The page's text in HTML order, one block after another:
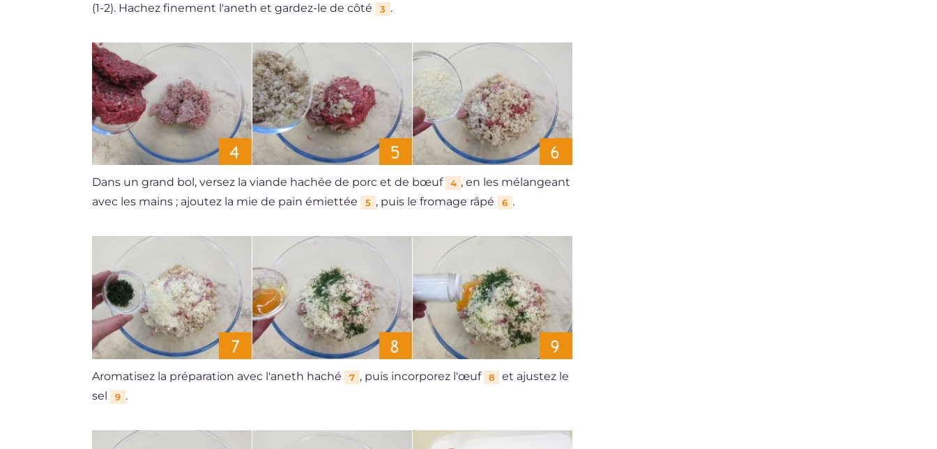
(1-2). Hachez finement l'aneth et gardez-le de côté
3 .
Dans un grand bol, versez la viande hachée de porc et de bœuf 4 , en les mélangeant
avec les mains ; ajoutez la mie de pain émiettée
5 , puis le fromage râpé 6 .
Aromatisez la préparation avec l'aneth haché 7 , puis incorporez l'œuf 8
et ajustez le
sel
9 .